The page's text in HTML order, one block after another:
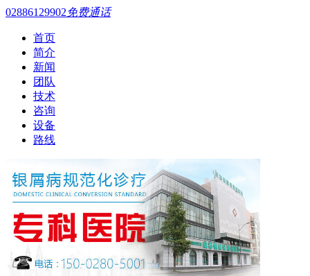
02886129902免费通话
首页
简介
新闻
团队
技术
咨询
设备
路线